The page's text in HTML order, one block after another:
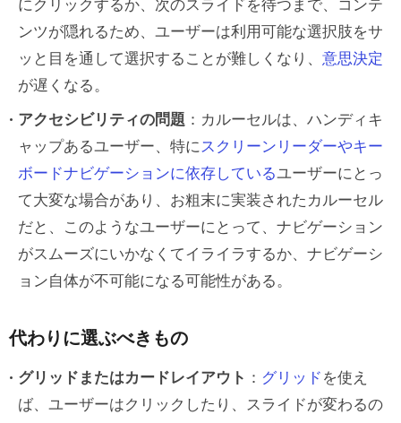
にクリックするか、次のスライドを待つまで、コンテ
ンツが隠れるため、ユーザーは利用可能な選択肢をサ
ッと目を通して選択することが難しくなり、 意思決定
が遅くなる。
アクセシビリティの問題 ：カルーセルは、ハンディキ
ャップあるユーザー、特にスクリーンリーダーやキー
ボードナビゲーションに依存しているユーザーにとっ
て大変な場合があり、お粗末に実装されたカルーセル
だと、このようなユーザーにとって、ナビゲーション
がスムーズにいかなくてイライラするか、ナビゲーシ
ョン自体が不可能になる可能性がある。
代わりに選ぶべきもの
グリッドまたはカードレイアウト ： グリッド を使え
ば、ユーザーはクリックしたり、スライドが変わるの